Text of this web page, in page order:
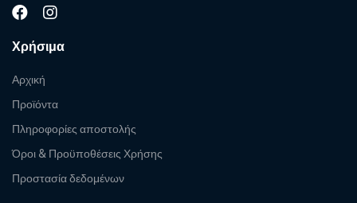
Χρήσιμα
Αρχική
Προϊόντα
Πληροφορίες αποστολής
Όροι & Προϋποθέσεις Χρήσης
Προστασία δεδομένων